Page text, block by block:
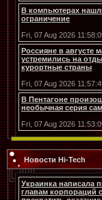
В компьютерах
ограничение
Fri, 07 Aug 2026
Россияне в августе
устремились на
курортные страны
Fri, 07 Aug 2026
В Пентагоне
необычная серия
Fri, 07 Aug 2026
Новости Hi-Tech
Украинка написала
главам корпораций